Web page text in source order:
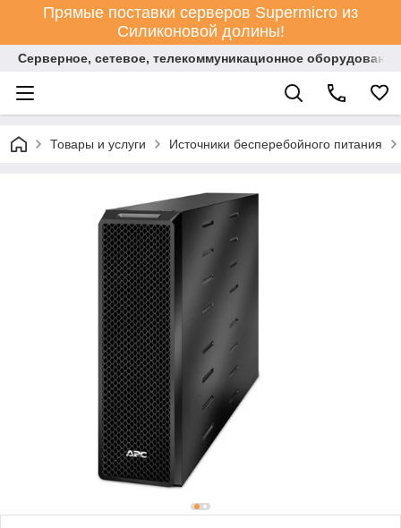
Прямые поставки серверов Supermicro из
Силиконовой долины!
Серверное, сетевое, телекоммуникационное
Товары и услуги Источники бесперебойного питания